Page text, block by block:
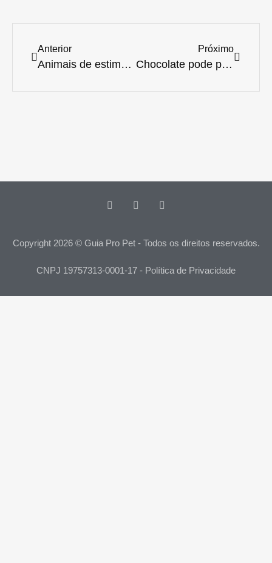
Anterior
Animais de estimação podem ajudar na cura e prevenção de doenças
Próximo
Chocolate pode provocar danos à saúde dos animais e até levar à morte
Copyright 2026 © Guia Pro Pet - Todos os direitos reservados.
CNPJ 19757313-0001-17 - Política de Privacidade